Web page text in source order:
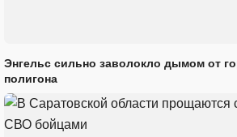
Энгельс сильно заволокло дымом от
полигона